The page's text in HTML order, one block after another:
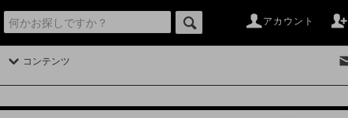
アカウント
コンテンツ